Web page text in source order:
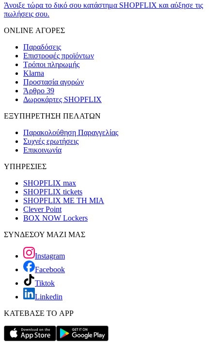
Άνοιξε τώρα το δικό σου κατάστημα SHOPFLIX και αύξησε τις
πωλήσεις σου.
ONLINE ΑΓΟΡΕΣ
Παραδόσεις
Επιστροφές προϊόντων
Τρόποι πληρωμής
Klarna
Προστασία αγορών
Άρθρο 39
Δωροκάρτες SHOPFLIX
ΕΞΥΠΗΡΕΤΗΣΗ ΠΕΛΑΤΩΝ
Παρακολούθηση Παραγγελίας
Συχνές ερωτήσεις
Επικοινωνία
ΥΠΗΡΕΣΙΕΣ
SHOPFLIX max
SHOPFLIX tickets
SHOPFLIX ΜΕ ΤΗ ΜΙΑ
Clever Point
BOX NOW Lockers
ΣΥΝΔΕΣΟΥ ΜΑΖΙ ΜΑΣ
Instagram
Facebook
Tiktok
Linkedin
ΚΑΤΕΒΑΣΕ ΤΟ APP